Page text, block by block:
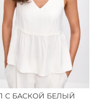
С БАСКОЙ БЕЛЫЙ